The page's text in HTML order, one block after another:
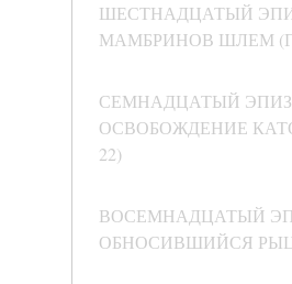
ШЕСТНАДЦАТЫЙ
МАМБРИНОВ ШЛЕМ
СЕМНАДЦАТЫЙ
ОСВОБОЖДЕНИЕ
22)
ВОСЕМНАДЦАТЫЙ
ОБНОСИВШИЙСЯ